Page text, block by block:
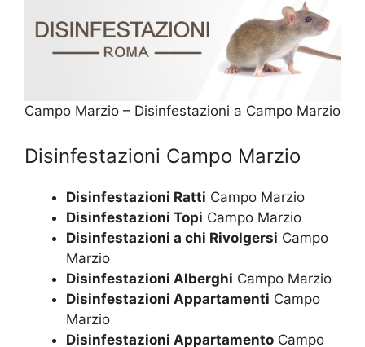
Campo Marzio – Disinfestazioni a Campo Marzio
Disinfestazioni Campo Marzio
Disinfestazioni Ratti Campo Marzio
Disinfestazioni Topi Campo Marzio
Disinfestazioni a chi Rivolgersi Campo
Marzio
Disinfestazioni Alberghi Campo Marzio
Disinfestazioni Appartamenti Campo
Marzio
Disinfestazioni Appartamento Campo